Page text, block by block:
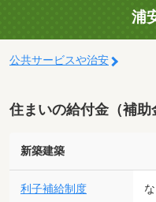
浦
公共サービスや治安
住まいの給付金（補助
新築建築
利子補給制度